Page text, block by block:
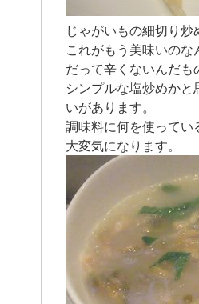
じゃがいもの細切り炒
これがもう美味いのな
だって辛くないんだ
シンプルな塩炒めか
いがあります。
調味料に何を使ってい
大変気になります。